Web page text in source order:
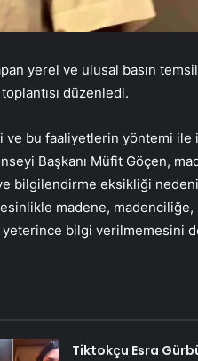
yerel ve ulusal basın
düzenledi.
ve bu faaliyetlerin yöntemi ile
Başkanı Müfit Göçen,
bilgilendirme eksikliği
madene, madenciliğe,
yeterince bilgi verilmemesini
Tiktokçu Esra